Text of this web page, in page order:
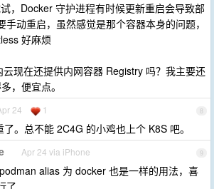
，Docker 守护进程有时候更新重启会导致部
手动重启，虽然感觉是那个容器本身的问题，
好麻烦
云现在还提供内网容器 Registry 吗？我主要还
，便宜点。
8
24 1
了。总不能 2C4G 的小鸡也上个 K8S 吧。
9
Apr 24 via iPhone
alias 为 docker 也是一样的用法，喜
了